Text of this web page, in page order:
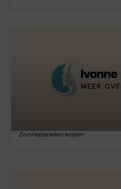
Zonnepanelen kopen